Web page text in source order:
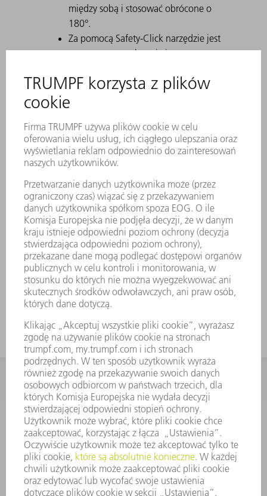
między sobą i stosować obrócone o
180°.
Za pomocą Safety-Click narzędzie jest
mocowane w uchwycie i tym samym
Trwałe znakowanie laserowe zawiera
wszystkie ważne informacje o
Za pomocą kodu matrycowego
można jednoznacznie zidentyfikować
każde narzędzie.
laserowo.
Na życzenie dostępne są modyfikacje
narzędzia.
Odpowiednie także do falcowania za
pomocą FEV
Do wysokich pudełek należy
zastosować narzędzie o dużej
wysokości roboczej
KONTAKT
Dział Części Zamiennych i Narzędzi
48225753936
8.00 - 17.00
czesci.zamienne@trumpf.com